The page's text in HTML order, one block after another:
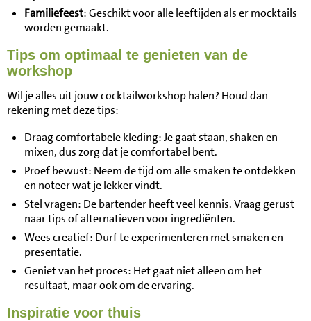
Familiefeest: Geschikt voor alle leeftijden als er mocktails
worden gemaakt.
Tips om optimaal te genieten van de
workshop
Wil je alles uit jouw cocktailworkshop halen? Houd dan
rekening met deze tips:
Draag comfortabele kleding: Je gaat staan, shaken en
mixen, dus zorg dat je comfortabel bent.
Proef bewust: Neem de tijd om alle smaken te ontdekken
en noteer wat je lekker vindt.
Stel vragen: De bartender heeft veel kennis. Vraag gerust
naar tips of alternatieven voor ingrediënten.
Wees creatief: Durf te experimenteren met smaken en
presentatie.
Geniet van het proces: Het gaat niet alleen om het
resultaat, maar ook om de ervaring.
Inspiratie voor thuis